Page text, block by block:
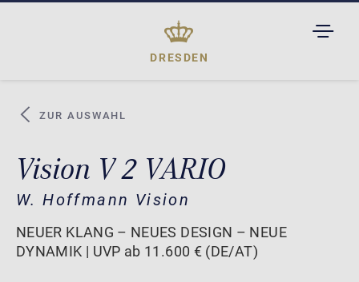
DRESDEN
ZUR AUSWAHL
Vision V 2 VARIO
W. Hoffmann Vision
NEUER KLANG – NEUES DESIGN – NEUE
DYNAMIK | UVP ab 11.600 € (DE/AT)